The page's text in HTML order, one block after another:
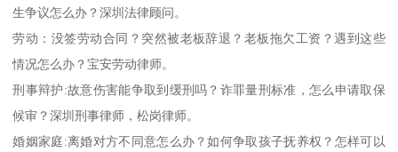
生争议怎么办？深圳法律顾问。
劳动：没签劳动合同？突然被老板辞退？老板拖欠工资？遇到这些
情况怎么办？宝安劳动律师。
刑事辩护:故意伤害能争取到缓刑吗？诈罪量刑标准，怎么申请取保
候审？深圳刑事律师，松岗律师。
婚姻家庭:离婚对方不同意怎么办？如何争取孩子抚养权？怎样可以